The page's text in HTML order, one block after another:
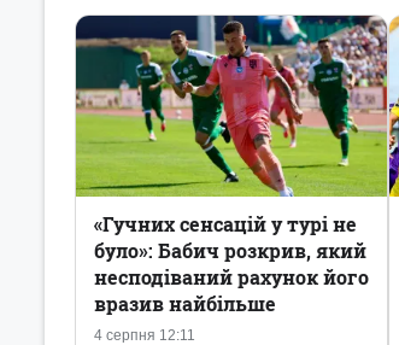
4 серпня 12:11
«Гучних сенсацій у турі не
було»: Бабич розкрив, який
несподіваний рахунок його
вразив найбільше